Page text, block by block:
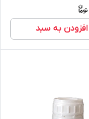
افزودن به سبد